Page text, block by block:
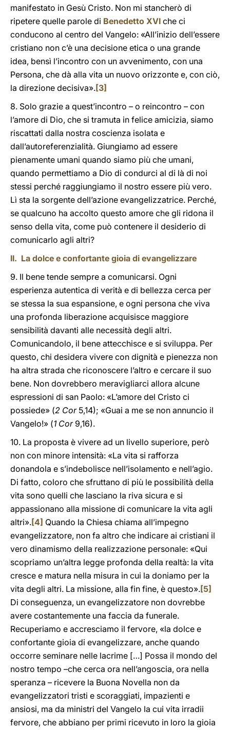
manifestato in Gesù Cristo. Non mi stancherò di
ripetere quelle parole di Benedetto XVI che ci
conducono al centro del Vangelo: «All’inizio dell’essere
cristiano non c’è una decisione etica o una grande
idea, bensì l’incontro con un avvenimento, con una
Persona, che dà alla vita un nuovo orizzonte e, con ciò,
la direzione decisiva».[3]
8. Solo grazie a quest’incontro – o reincontro – con
l’amore di Dio, che si tramuta in felice amicizia, siamo
riscattati dalla nostra coscienza isolata e
dall’autoreferenzialità. Giungiamo ad essere
pienamente umani quando siamo più che umani,
quando permettiamo a Dio di condurci al di là di noi
stessi perché raggiungiamo il nostro essere più vero.
Lì sta la sorgente dell’azione evangelizzatrice. Perché,
se qualcuno ha accolto questo amore che gli ridona il
senso della vita, come può contenere il desiderio di
comunicarlo agli altri?
II. La dolce e confortante gioia di evangelizzare
9. Il bene tende sempre a comunicarsi. Ogni
esperienza autentica di verità e di bellezza cerca per
se stessa la sua espansione, e ogni persona che viva
una profonda liberazione acquisisce maggiore
sensibilità davanti alle necessità degli altri.
Comunicandolo, il bene attecchisce e si sviluppa. Per
questo, chi desidera vivere con dignità e pienezza non
ha altra strada che riconoscere l’altro e cercare il suo
bene. Non dovrebbero meravigliarci allora alcune
espressioni di san Paolo: «L’amore del Cristo ci
possiede» (2 Cor5,14); «Guai a me se non annuncio il
Vangelo!» (1 Cor9,16).
10. La proposta è vivere ad un livello superiore, però
non con minore intensità: «La vita si rafforza
donandola e s’indebolisce nell’isolamento e nell’agio.
Di fatto, coloro che sfruttano di più le possibilità della
vita sono quelli che lasciano la riva sicura e si
appassionano alla missione di comunicare la vita agli
altri».[4] Quando la Chiesa chiama all’impegno
evangelizzatore, non fa altro che indicare ai cristiani il
vero dinamismo della realizzazione personale: «Qui
scopriamo un’altra legge profonda della realtà: la vita
cresce e matura nella misura in cui la doniamo per la
vita degli altri. La missione, alla fin fine, è questo».[5]
Di conseguenza, un evangelizzatore non dovrebbe
avere costantemente una faccia da funerale.
Recuperiamo e accresciamo il fervore, «la dolce e
confortante gioia di evangelizzare, anche quando
occorre seminare nelle lacrime […] Possa il mondo del
nostro tempo –che cerca ora nell’angoscia, ora nella
speranza – ricevere la Buona Novella non da
evangelizzatori tristi e scoraggiati, impazienti e
ansiosi, ma da ministri del Vangelo la cui vita irradii
fervore, che abbiano per primi ricevuto in loro la gioia